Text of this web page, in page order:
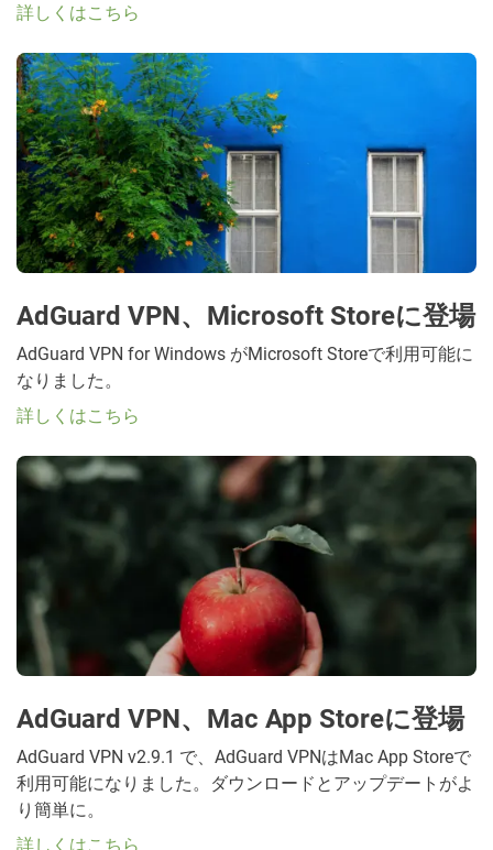
詳しくはこちら
AdGuard VPN、Microsoft Storeに登場
AdGuard VPN for Windows がMicrosoft Storeで利用可能に
なりました。
詳しくはこちら
AdGuard VPN、Mac App Storeに登場
AdGuard VPN v2.9.1 で、AdGuard VPNはMac App Storeで
利用可能になりました。ダウンロードとアップデートがよ
り簡単に。
詳しくはこちら